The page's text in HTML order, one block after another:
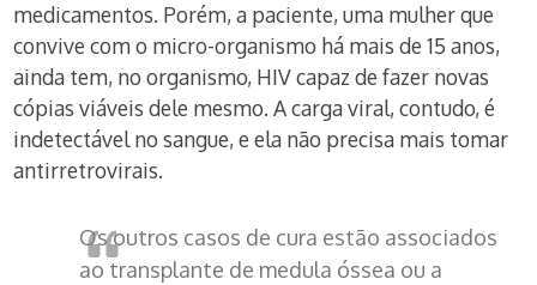
medicamentos. Porém, a paciente, uma mulher que
convive com o micro-organismo há mais de 15 anos,
ainda tem, no organismo, HIV capaz de fazer novas
cópias viáveis dele mesmo. A carga viral, contudo, é
indetectável no sangue, e ela não precisa mais tomar
antirretrovirais.
Os outros casos de cura estão associados
ao transplante de medula óssea ou a